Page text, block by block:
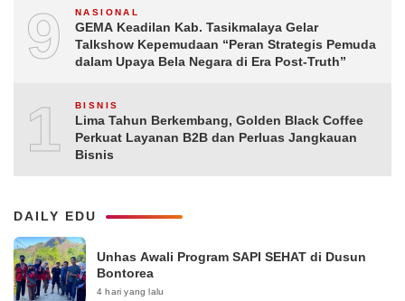
9 NASIONAL
GEMA Keadilan Kab. Tasikmalaya Gelar
Talkshow Kepemudaan “Peran Strategis Pemuda
dalam Upaya Bela Negara di Era Post-Truth”
10BISNIS
Lima Tahun Berkembang, Golden Black Coffee
Perkuat Layanan B2B dan Perluas Jangkauan
Bisnis
DAILY EDU
Unhas Awali Program SAPI SEHAT di Dusun
Bontorea
4 hari yang lalu